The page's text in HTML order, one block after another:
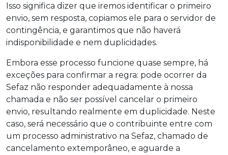
Isso significa dizer que iremos identificar o primeiro
envio, sem resposta, copiamos ele para o servidor de
contingência, e garantimos que não haverá
indisponibilidade e nem duplicidades.
Embora esse processo funcione quase sempre, há
exceções para confirmar a regra: pode ocorrer da
Sefaz não responder adequadamente à nossa
chamada e não ser possível cancelar o primeiro
envio, resultando realmente em duplicidade. Neste
caso, será necessário que o contribuinte entre com
um processo administrativo na Sefaz, chamado de
cancelamento extemporâneo, e aguarde a